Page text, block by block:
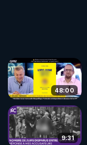
48:00
9:31